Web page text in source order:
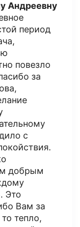
Андреевну
период
повезло
за
с
добрым
Это
Вам за
тепло,